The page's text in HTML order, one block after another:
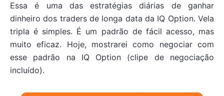
Essa é uma das estratégias diárias de ganhar
dinheiro dos traders de longa data da IQ Option. Vela
tripla é simples. É um padrão de fácil acesso, mas
muito eficaz. Hoje, mostrarei como negociar com
esse padrão na IQ Option (clipe de negociação
incluído).